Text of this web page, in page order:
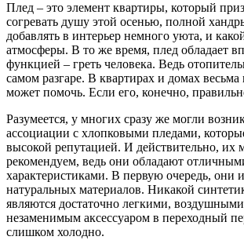
Плед – это элемент квартиры, который
согревать душу этой осенью, полной
добавлять в интерьер немного уюта, и
атмосферы. В то же время, плед обладает
функцией – греть человека. Ведь
самом разгаре. В квартирах и домах
может помочь. Если его, конечно,
Разумеется, у многих сразу же могли
ассоциации с хлопковыми пледами,
высокой репутацией. И действительно, их
рекомендуем, ведь они обладают
характеристиками. В первую очередь, они
натуральных материалов. Никакой
являются достаточно легкими,
незаменимым аксессуаром в переходный
слишком холодно.